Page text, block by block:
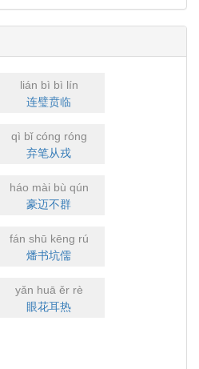
lián bì bì lín
连璧贲临
qì bǐ cóng róng
弃笔从戎
háo mài bù qún
豪迈不群
fán shū kēng rú
燔书坑儒
yǎn huā ěr rè
眼花耳热